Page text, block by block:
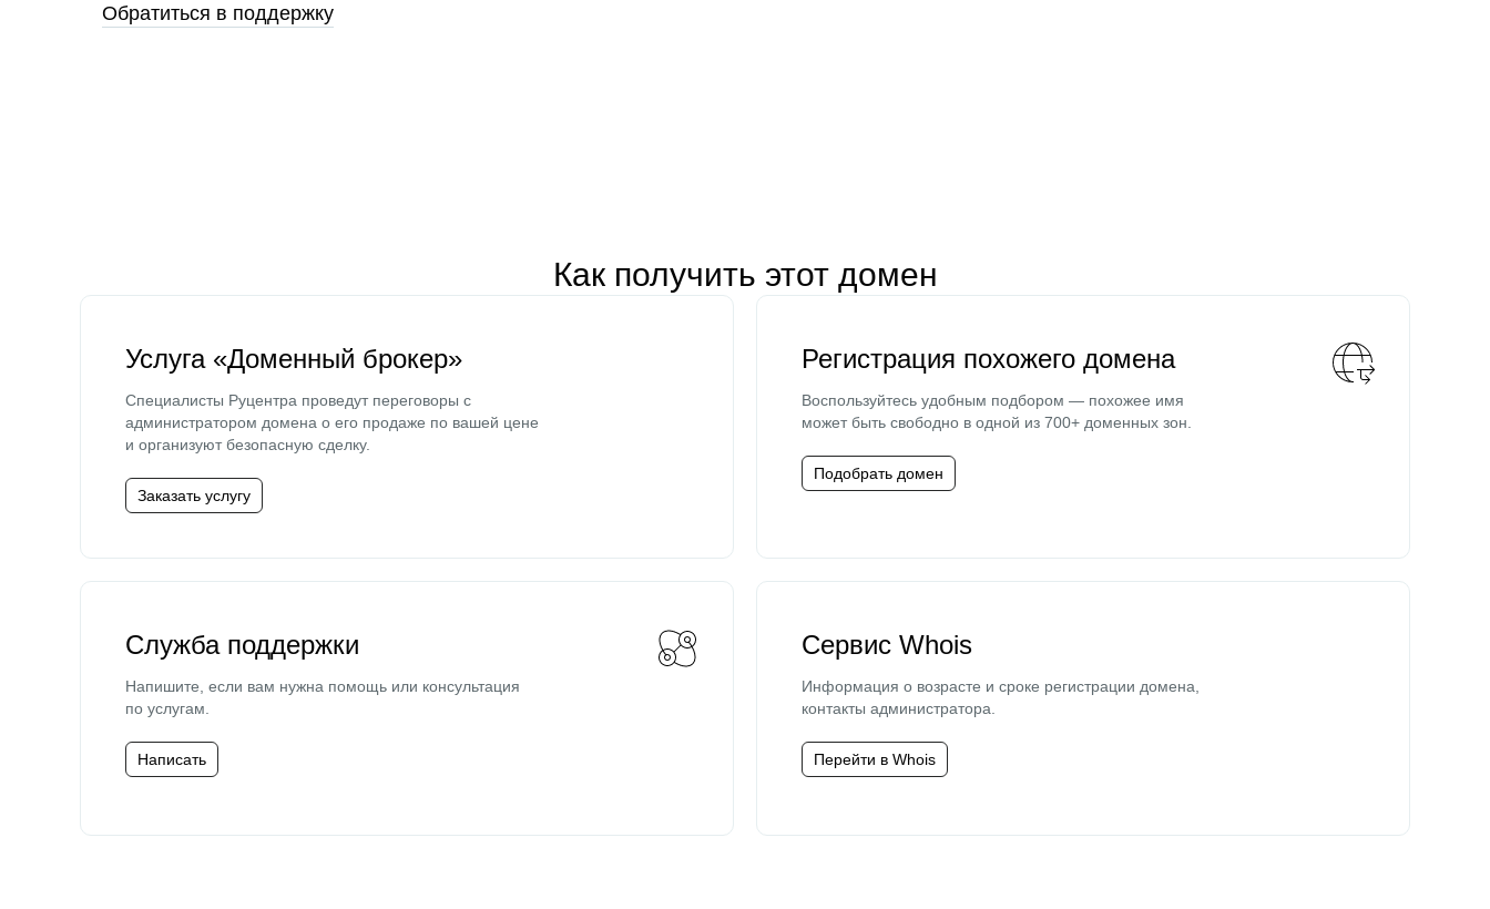
Обратиться в поддержку
Как получить этот домен
Услуга «Доменный брокер»
Специалисты Руцентра проведут переговоры с
администратором домена о его продаже по вашей цене
и организуют безопасную сделку.
Заказать услугу
Регистрация похожего домена
Воспользуйтесь удобным подбором — похожее имя
может быть свободно в одной из 700+ доменных зон.
Подобрать домен
Служба поддержки
Напишите, если вам нужна помощь или консультация
по услугам.
Написать
Сервис Whois
Информация о возрасте и сроке регистрации домена,
контакты администратора.
Перейти в Whois